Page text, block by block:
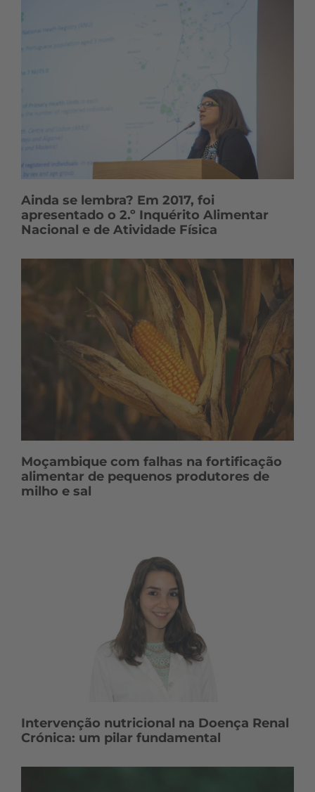
Ainda se lembra? Em 2017, foi
apresentado o 2.º Inquérito Alimentar
Nacional e de Atividade Física
Moçambique com falhas na fortificação
alimentar de pequenos produtores de
milho e sal
Intervenção nutricional na Doença Renal
Crónica: um pilar fundamental